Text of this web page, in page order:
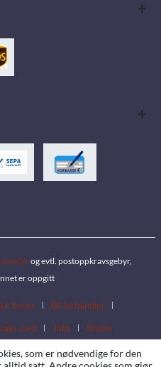
og evtl. postoppkravsgebyr,
er oppgitt
finner
Bli forhandler
med Jobs Steder
som er nødvendige for den